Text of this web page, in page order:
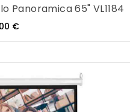
Panoramica 65" VL1184
€